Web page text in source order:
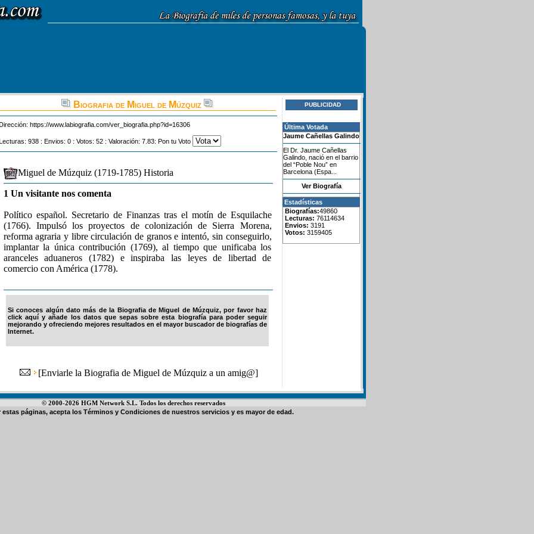
Biografia de Miguel de Múzquiz
https://www.labiografia.com/ver_biografia.php?id=16306
938 : Envios: 0 : Votos: 52 : Valoración: 7.83: Pon tu Voto
Miguel de Múzquiz (1719-1785) Historia
1 Un visitante nos comenta
Político español. Secretario de Finanzas tras el motín de Esquilache
(1766). Impulsó los proyectos de colonización de Sierra Morena,
reforma agraria y libre circulación de granos e intentó, sin conseguirlo,
implantar la única contribución (1769), al tiempo que unificaba los
aranceles aduaneros (1782) e inspiraba las leyes de libertad de
comercio con América (1778).
Si conoces algún dato más de la Biografia de Miguel de Múzquiz, por favor haz
click aquí y añade los datos que sepas sobre esta biografía para poder seguir
mejorando y ofreciendo mejores resultados en el mayor buscador de biografías de
Internet.
[Enviarle la Biografia de Miguel de Múzquiz a un amig@]
PUBLICIDAD
Última Votada
Jaume Cañellas Galindo
El Dr. Jaume Cañellas
Galindo, nació en el barrio
del “Poble Nou” en
Barcelona (Espa...
Ver Biografía
Estadísticas
Biografías:49860
Lecturas: 76114634
Envios: 3191
Votos: 3159405
© 2000-2026 HGM Network S.L. Todos los derechos reservados
estas páginas, acepta los Términos y Condiciones de nuestros servicios y es mayor de edad.